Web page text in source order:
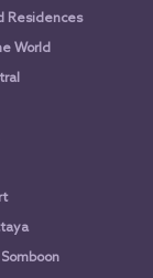
Residences
World